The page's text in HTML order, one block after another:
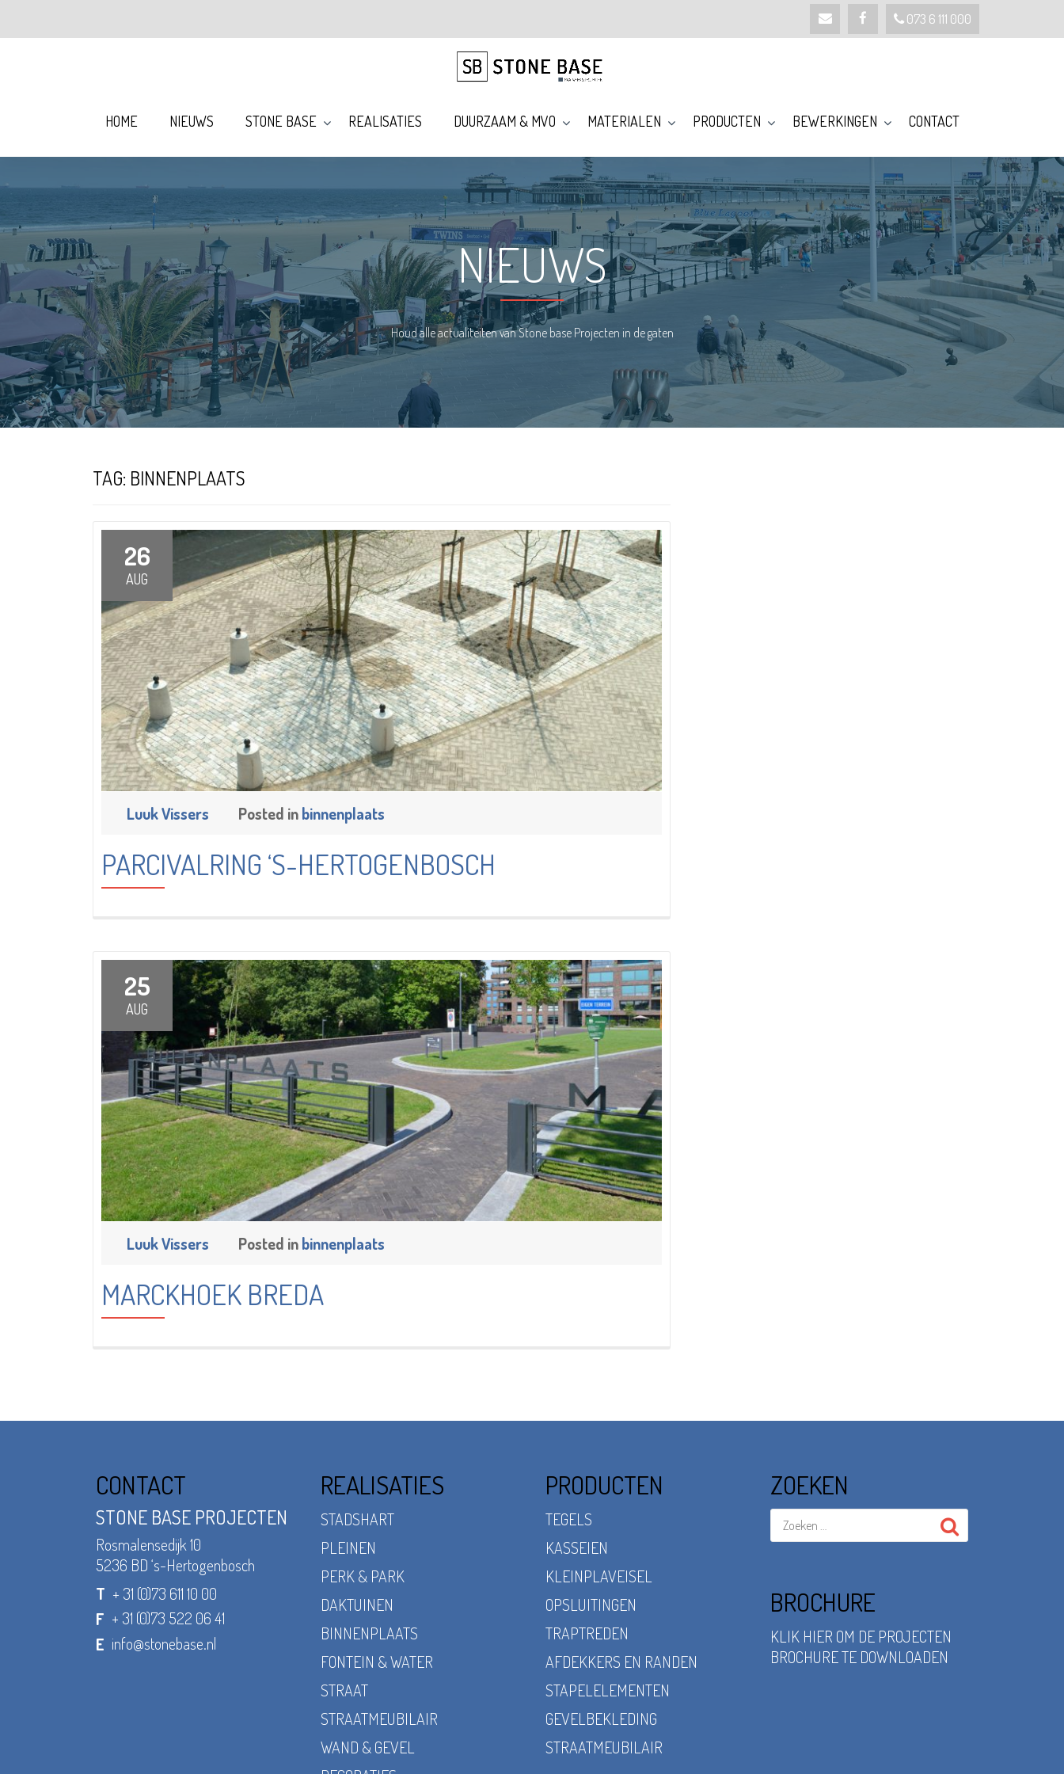
Skip
073 6 111 000
HOME NIEUWS STONE BASE REALISATIES DUURZAAM & MVO MATERIALEN PRODUCTEN BEWERKINGEN CONTACT
NIEUWS
Houd alle actualiteiten van Stone base Projecten in de gaten
TAG: BINNENPLAATS
26
AUG
Luuk Vissers Posted inbinnenplaats
PARCIVALRING ‘S-HERTOGENBOSCH
25
AUG
Luuk Vissers Posted inbinnenplaats
MARCKHOEK BREDA
CONTACT
STONE BASE PROJECTEN
Rosmalensedijk 10
5236 BD ‘s-Hertogenbosch
T + 31 (0)73 611 10 00
F + 31 (0)73 522 06 41
E info@stonebase.nl
REALISATIES
STADSHART
PLEINEN
PERK & PARK
DAKTUINEN
BINNENPLAATS
FONTEIN & WATER
STRAAT
STRAATMEUBILAIR
WAND & GEVEL
PRODUCTEN
TEGELS
KASSEIEN
KLEINPLAVEISEL
OPSLUITINGEN
TRAPTREDEN
AFDEKKERS EN RANDEN
STAPELELEMENTEN
GEVELBEKLEDING
STRAATMEUBILAIR
ZOEKEN
BROCHURE
KLIK HIER OM DE PROJECTEN
BROCHURE TE DOWNLOADEN